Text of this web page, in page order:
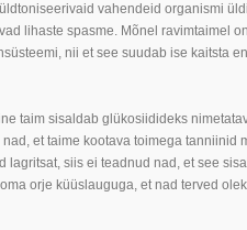
vahendeid organismi
lihaste spasme. Mõnel ravimtaimel
nii et see suudab ise kaitsta
taim sisaldab glükosiidideks
et taime kootava toimega tanniinid
siis ei teadnud nad, et see
orje küüslauguga, et nad terved